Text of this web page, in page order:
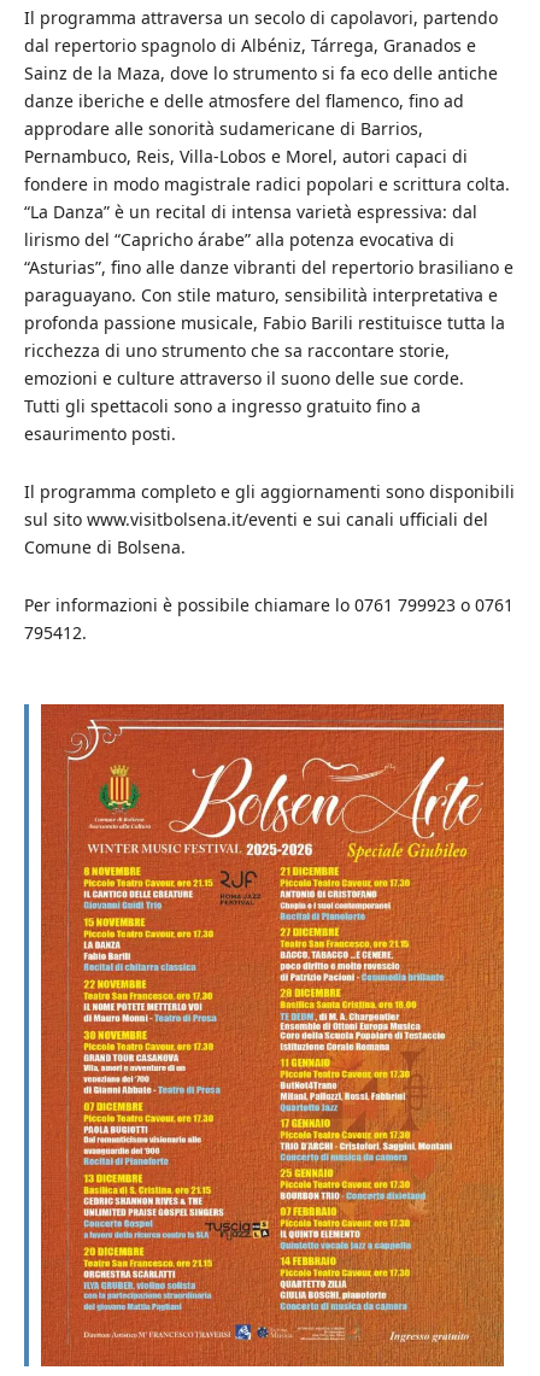
Il programma attraversa un secolo di capolavori, partendo
dal repertorio spagnolo di Albéniz, Tárrega, Granados e
Sainz de la Maza, dove lo strumento si fa eco delle antiche
danze iberiche e delle atmosfere del flamenco, fino ad
approdare alle sonorità sudamericane di Barrios,
Pernambuco, Reis, Villa-Lobos e Morel, autori capaci di
fondere in modo magistrale radici popolari e scrittura colta.
“La Danza” è un recital di intensa varietà espressiva: dal
lirismo del “Capricho árabe” alla potenza evocativa di
“Asturias”, fino alle danze vibranti del repertorio brasiliano e
paraguayano. Con stile maturo, sensibilità interpretativa e
profonda passione musicale, Fabio Barili restituisce tutta la
ricchezza di uno strumento che sa raccontare storie,
emozioni e culture attraverso il suono delle sue corde.
Tutti gli spettacoli sono a ingresso gratuito fino a
esaurimento posti.
Il programma completo e gli aggiornamenti sono disponibili
sul sito www.visitbolsena.it/eventi e sui canali ufficiali del
Comune di Bolsena.
Per informazioni è possibile chiamare lo 0761 799923 o 0761
795412.